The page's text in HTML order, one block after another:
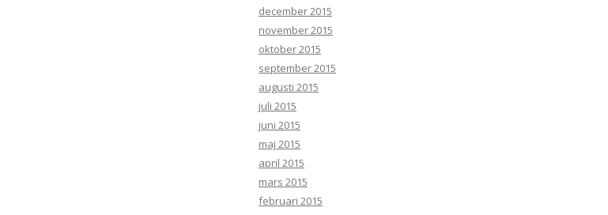
december 2015
november 2015
oktober 2015
september 2015
augusti 2015
juli 2015
juni 2015
maj 2015
april 2015
mars 2015
februari 2015